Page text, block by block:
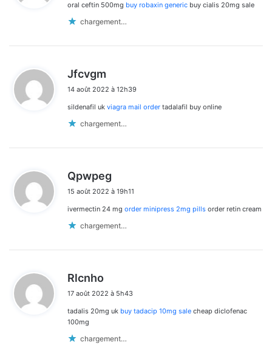
oral ceftin 500mg buy robaxin generic buy cialis 20mg sale
chargement…
Jfcvgm
t
14 août 2022 à 12h39
sildenafil uk viagra mail order tadalafil buy online
chargement…
Qpwpeg
t
15 août 2022 à 19h11
ivermectin 24 mg order minipress 2mg pills order retin cream
chargement…
Rlcnho
t
17 août 2022 à 5h43
tadalis 20mg uk buy tadacip 10mg sale cheap diclofenac
100mg
chargement…